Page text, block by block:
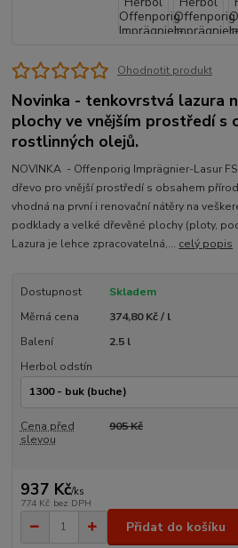
Ohodnotit produkt
Novinka - tenkovrstvá lazura
plochy ve vnějším prostředí s
rostlinných olejů.
NOVINKA - Offenporig Imprägnier-Lasur
dřevo pro vnější prostředí s obsahem
vhodná na první i renovační nátěry na
podklady a velké dřevěné plochy (ploty,
Lazura je lehce zpracovatelná,... celý popis
Dostupnost
Skladem
Měrná cena
374,80 Kč / l
Balení
2.5 l
Herbol odstín
Cena před
slevou
905 Kč
937 Kč/ks
774 Kč bez DPH
Přidat do košíku